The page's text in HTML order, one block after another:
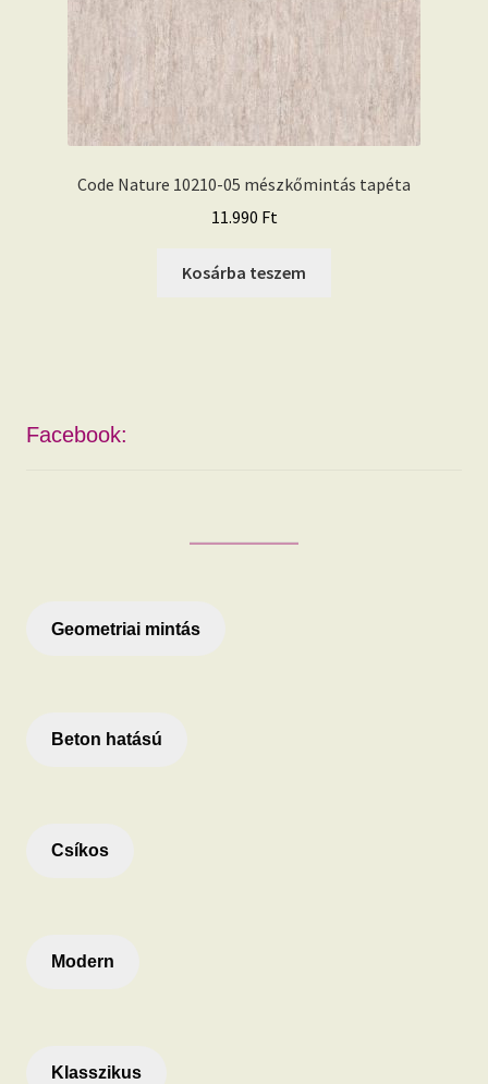
Code Nature 10210-05 mészkőmintás tapéta
11.990 Ft
Kosárba teszem
Facebook:
Geometriai mintás
Beton hatású
Csíkos
Modern
Klasszikus